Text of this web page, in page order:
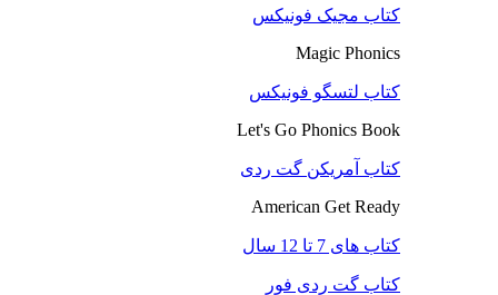
کتاب مجیک فونیکس
Magic Phonics
کتاب لتسگو فونیکس
Let's Go Phonics Book
کتاب آمریکن گت ردی
American Get Ready
کتاب های 7 تا 12 سال
کتاب گت ردی فور